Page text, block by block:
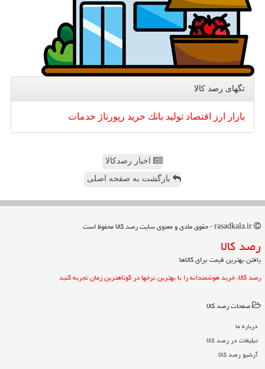
تگهای رصد كالا
بازار ارز اقتصاد تولید بانك خرید رپورتاژ خدمات
اخبار رصدکالا
بازگشت به صفحه اصلی
رصد كالا
یافتن بهترین قیمت برای کالاها
رصد کالا، خرید هوشمندانه را با بهترین نرخها در کوتاهترین زمان تجربه کنید
صفحات رصد كالا
درباره ما
تبلیغات در رصد كالا
آرشیو رصد كالا